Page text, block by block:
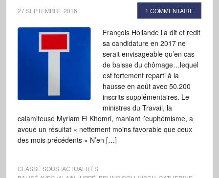
27 SEPTEMBRE 2016 1 COMMENTAIRE
François Hollande l’a dit et redit
sa candidature en 2017 ne
serait envisageable qu’en cas
de baisse du chômage…lequel
est fortement reparti à la
hausse en août avec 50.200
inscrits supplémentaires. Le
ministres du Travail, la
calamiteuse Myriam El Khomri, maniant l’euphémisme, a
avoué un résultat « nettement moins favorable que ceux
des mois précédents » N’en […]
CLASSÉ SOUS :ACTUALITÉS